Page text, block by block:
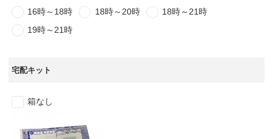
16時～18時
18時～20時
18時～21時
19時～21時
宅配キット
箱なし